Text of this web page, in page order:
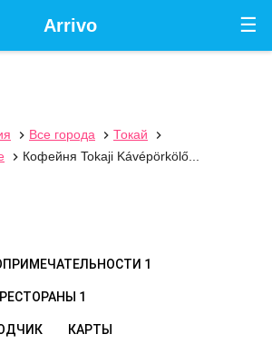
☰
Arrivo
 Все города  Токай

 Кофейня Tokaji Kávépörkölő...
1
РЕСТОРАНЫ 1
КАРТЫ